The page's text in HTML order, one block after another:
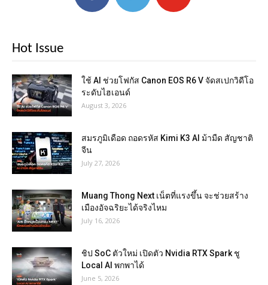
Hot Issue
ใช้ AI ช่วยโฟกัส Canon EOS R6 V จัดสเปกวิดีโอ
ระดับไฮเอนด์
August 3, 2026
สมรภูมิเดือด ถอดรหัส Kimi K3 AI ม้ามืด สัญชาติ
จีน
July 27, 2026
Muang Thong Next เน็ตที่แรงขึ้น จะช่วยสร้าง
เมืองอัจฉริยะได้จริงไหม
July 16, 2026
ชิป SoC ตัวใหม่ เปิดตัว Nvidia RTX Spark ชู
Local AI พกพาได้
June 5, 2026